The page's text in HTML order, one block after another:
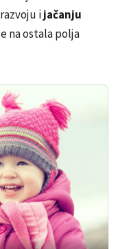
ijačanju
na ostala polja